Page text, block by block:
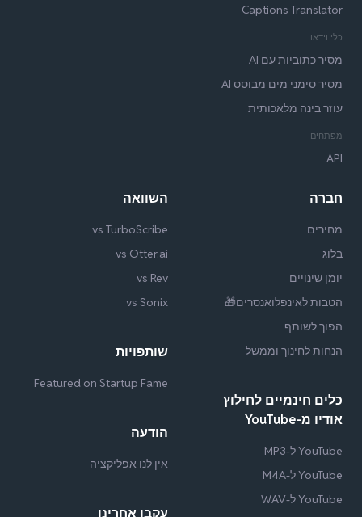
Captions Translator
כלי וידאו
מסיר כתוביות עם AI
מסיר סימני מים מבוסס AI
עוזר בינה מלאכותית
מפתחים
API
חברה
מחירים
בלוג
יומן שינויים
הטבות לאינפלואנסרים🎁
הפוך לשותף
הנחות לחינוך וממשל
כלים חינמיים לחילוץ
אודיו מ-YouTube
YouTube ל-MP3
YouTube ל-M4A
YouTube ל-WAV
השוואה
vs TurboScribe
vs Otter.ai
vs Rev
vs Sonix
שותפויות
Featured on Startup Fame
הודעה
אין לנו אפליקציה
עקבו אחרינו